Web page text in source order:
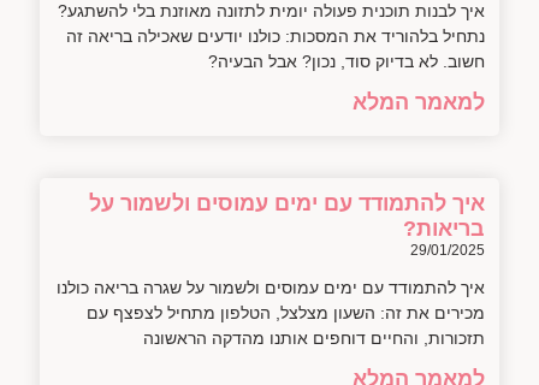
איך לבנות תוכנית פעולה יומית לתזונה מאוזנת בלי להשתגע?
נתחיל בלהוריד את המסכות: כולנו יודעים שאכילה בריאה זה
חשוב. לא בדיוק סוד, נכון? אבל הבעיה?
למאמר המלא
איך להתמודד עם ימים עמוסים ולשמור על
בריאות?
29/01/2025
איך להתמודד עם ימים עמוסים ולשמור על שגרה בריאה כולנו
מכירים את זה: השעון מצלצל, הטלפון מתחיל לצפצף עם
תזכורות, והחיים דוחפים אותנו מהדקה הראשונה
למאמר המלא